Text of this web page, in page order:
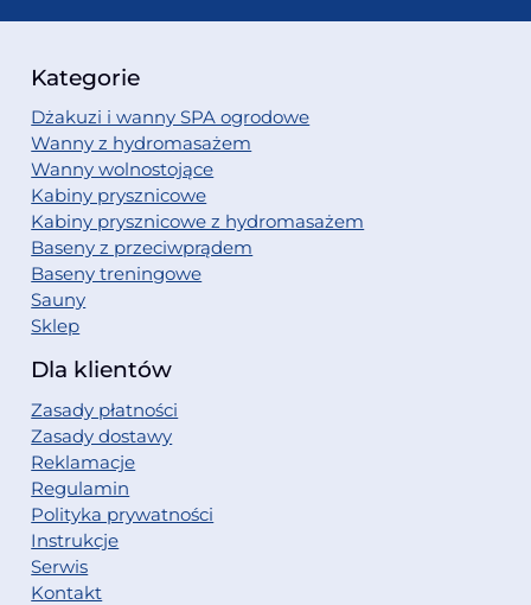
Kategorie
Dżakuzi i wanny SPA ogrodowe
Wanny z hydromasażem
Wanny wolnostojące
Kabiny prysznicowe
Kabiny prysznicowe z hydromasażem
Baseny z przeciwprądem
Baseny treningowe
Sauny
Sklep
Dla klientów
Zasady płatności
Zasady dostawy
Reklamacje
Regulamin
Polityka prywatności
Instrukcje
Serwis
Kontakt